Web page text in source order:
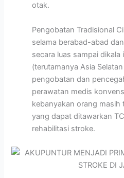
otak.
Pengobatan Tradisional
selama berabad-abad
secara luas sampai
(terutamanya Asia
pengobatan dan
perawatan medis
kebanyakan orang masih
yang dapat ditawarkan
rehabilitasi stroke.